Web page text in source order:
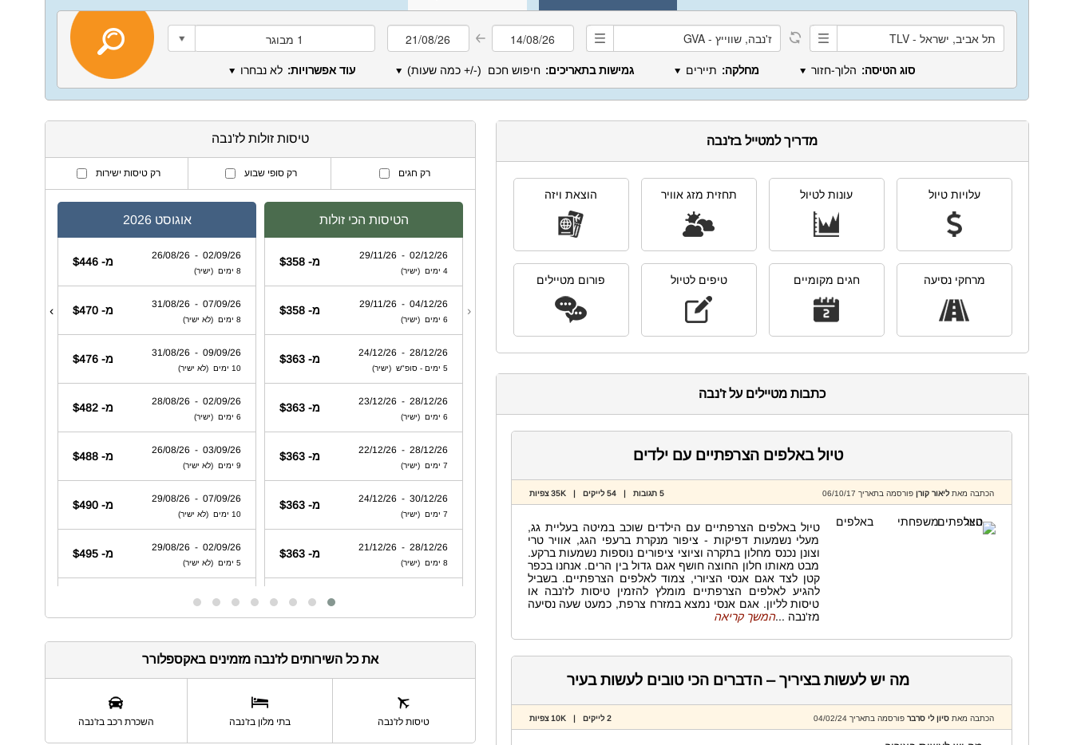
סוג הטיסה: הלוך-חזור ⯆ מחלקה: תיירים ⯆ גמישות בתאריכים: חיפוש חכם (-/+ כמה שעות) ⯆ עוד אפשרויות: לא נבחרו ⯆
מדריך למטייל בז'נבה
עלויות טיול עונות לטיול תחזית מזג אוויר הוצאת ויזה
מרחקי נסיעה חגים מקומיים טיפים לטיול פורום מטיילים
כתבות מטיילים על ז'נבה
טיול באלפים הצרפתיים עם ילדים
הכתבה מאתליאור קורן פורסמה בתאריך 06/10/17 5 תגובות | 54 לייקים | 35K צפיות
טיול באלפים הצרפתיים עם הילדים שוכב במיטה בעליית גג,
מעלי נשמעות דפיקות - ציפור מנקרת ברעפי הגג, אוויר טרי
וצונן נכנס מחלון בתקרה וציוצי ציפורים נוספות נשמעות ברקע.
מבט מאותו חלון החוצה חושף אגם גדול בין הרים. אנחנו בכפר
קטן לצד אגם אנסי הציורי, צמוד לאלפים הצרפתיים. בשביל
להגיע לאלפים הצרפתיים מומלץ להזמין טיסות לז'נבה או
טיסות לליון. אגם אנסי נמצא במזרח צרפת, כמעט שעה נסיעה
מז'נבה ...המשך קריאה
מה יש לעשות בציריך – הדברים הכי טובים לעשות בעיר
הכתבה מאתסיון לי סרבר פורסמה בתאריך 04/02/24 2 לייקים | 10K צפיות
את כל השירותים לז'נבה מזמינים באקספלורר
טיסות לז'נבה בתי מלון בז'נבה השכרת רכב בז'נבה